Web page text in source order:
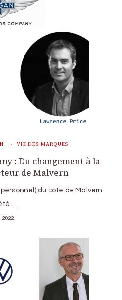
VIE DES MARQUES
: Du changement à la
de Malvern
du coté de Malvern
…